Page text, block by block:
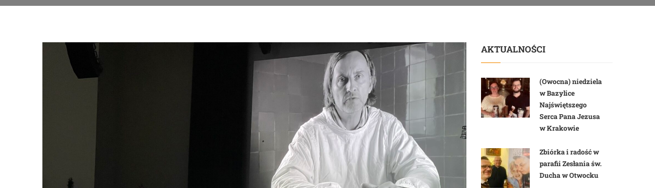
AKTUALNOŚCI
(Owocna) niedziela
w Bazylice
Najświętszego
Serca Pana Jezusa
w Krakowie
Zbiórka i radość w
parafii Zesłania św.
Ducha w Otwocku